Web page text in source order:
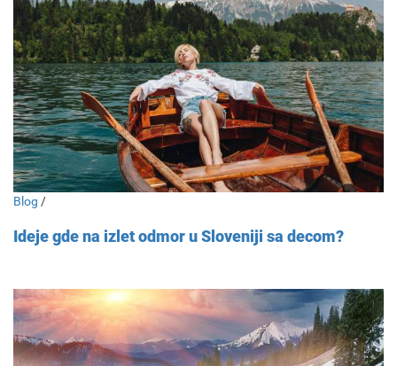
Blog /
Ideje gde na izlet odmor u Sloveniji sa decom?